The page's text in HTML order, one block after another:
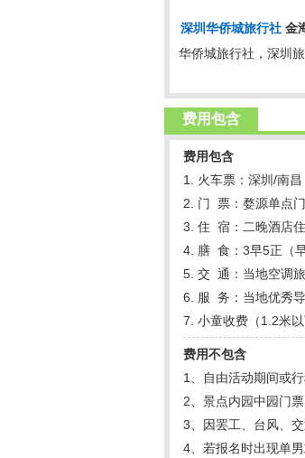
深圳华侨城旅行社 金
华侨城旅行社，深圳
费用包含
费用包含
1. 火车票：深圳/南
2. 门 票：婺源单点
3. 住 宿：二晚酒店
4. 膳 食：3早5正（
5. 交 通：当地空调旅
6. 服 务：当地优秀
7. 小童收费（1.2米
费用不包含
1、自由活动期间或
2、景点内园中园门
3、因罢工、台风、
4、若报名时出现单